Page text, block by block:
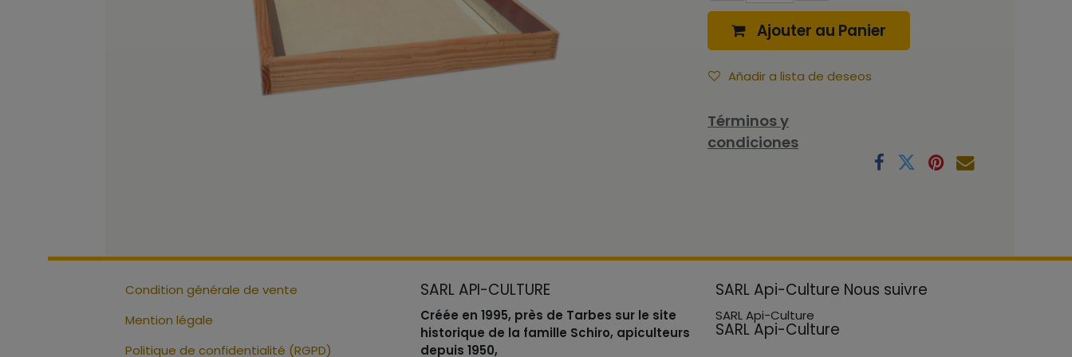
Ajouter au Panier
Añadir a lista de deseos
Términos y
condiciones
Condition générale de vente
Mention légale
Politique de confidentialité (RGPD)
SARL API-CULTURE
Créée en 1995, près de Tarbes sur le site
historique de la famille Schiro, apiculteurs
depuis 1950,
SARL Api-Culture Nous suivre
SARL Api-Culture
SARL Api-Culture